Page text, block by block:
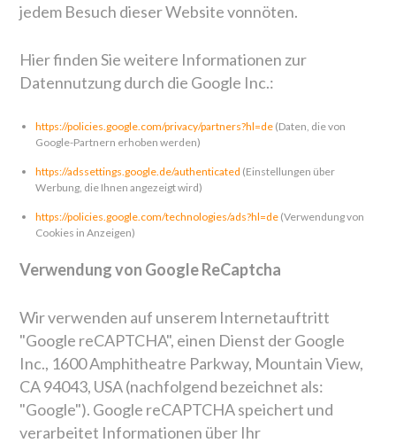
jedem Besuch dieser Website vonnöten.
Hier finden Sie weitere Informationen zur
Datennutzung durch die Google Inc.:
https://policies.google.com/privacy/partners?hl=de (Daten, die von
Google-Partnern erhoben werden)
https://adssettings.google.de/authenticated (Einstellungen über
Werbung, die Ihnen angezeigt wird)
https://policies.google.com/technologies/ads?hl=de (Verwendung von
Cookies in Anzeigen)
Verwendung von Google ReCaptcha
Wir verwenden auf unserem Internetauftritt
"Google reCAPTCHA", einen Dienst der Google
Inc., 1600 Amphitheatre Parkway, Mountain View,
CA 94043, USA (nachfolgend bezeichnet als:
"Google"). Google reCAPTCHA speichert und
verarbeitet Informationen über Ihr